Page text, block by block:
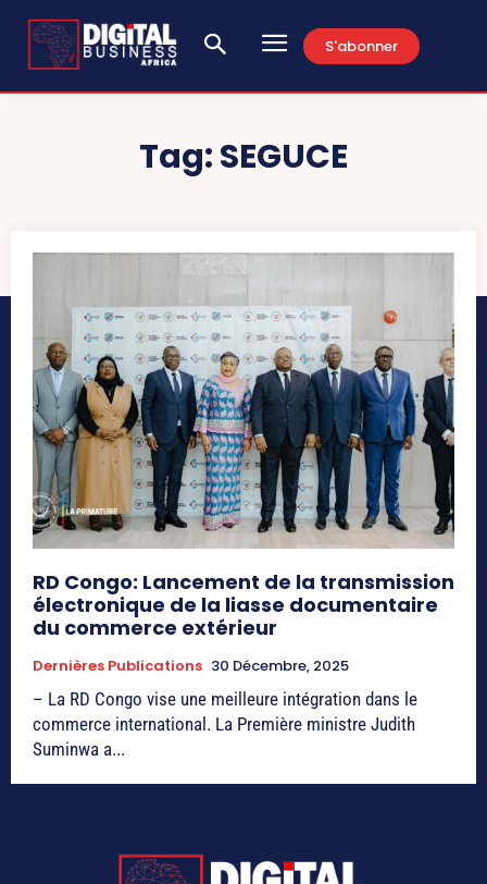
S'abonner
Tag:SEGUCE
RD Congo: Lancement de la transmission
électronique de la liasse documentaire
du commerce extérieur
Dernières Publications 30 Décembre, 2025
– La RD Congo vise une meilleure intégration dans le
commerce international. La Première ministre Judith
Suminwa a...